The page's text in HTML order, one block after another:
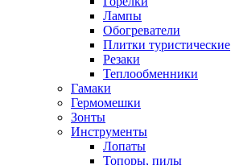
Лампы
Обогреватели
Плитки туристические
Резаки
Теплообменники
Гамаки
Гермомешки
Зонты
Инструменты
Лопаты
Топоры, пилы